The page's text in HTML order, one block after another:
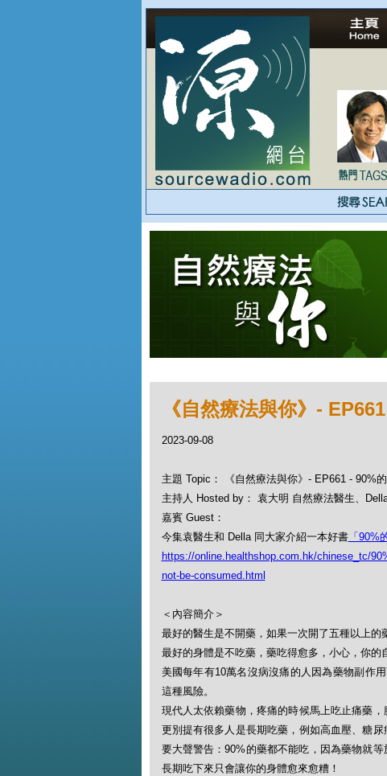
《自然療法與你》-
2023-09-08
主題 Topic： 《自然療法與你》- EP661 - 90%的
主持人 Hosted by： 袁大明 自然療法醫生、
嘉賓 Guest：
今集袁醫生和 Della 同大家介紹一本好書「90%
https://online.healthshop.com.hk/chinese_tc/
not-be-consumed.html
＜內容簡介＞
最好的醫生是不開藥，如果一次開了五種以上的
最好的身體是不吃藥，藥吃得愈多，小心，你的
美國每年有10萬名沒病沒痛的人因為藥物副作
這種風險。
現代人太依賴藥物，疼痛的時候馬上吃止痛藥
更別提有很多人是長期吃藥，例如高血壓、糖
要大聲警告：90%的藥都不能吃，因為藥物就
長期吃下來只會讓你的身體愈來愈糟！